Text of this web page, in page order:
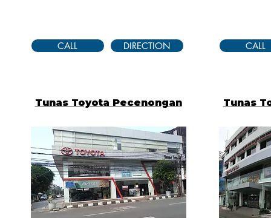
CALL DIRECTION
Tunas Toyota Pecenongan
CALL
Tunas